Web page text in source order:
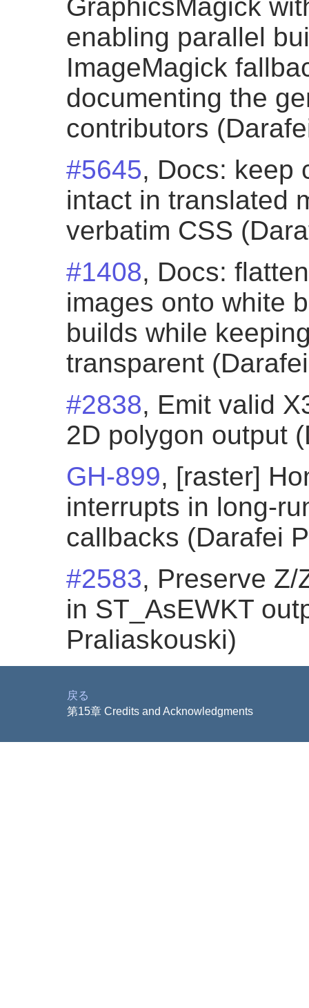
GraphicsMagick
enabling parallel
ImageMagick
documenting the
contributors
#5645, Docs: keep
intact in translated
verbatim CSS
#1408, Docs:
images onto white
builds while
transparent
#2838, Emit valid
2D polygon output
GH-899, [raster]
interrupts in long-
callbacks (Darafei
#2583, Preserve Z/
in ST_AsEWKT
Praliaskouski)
戻る
第15章 Credits and Acknowledgments